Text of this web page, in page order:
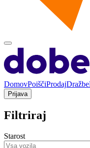
DomovPoiščiProdajDražbe
Prijava
Filtriraj
Starost